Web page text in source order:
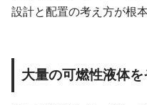
設計と配置の考え方が根
大量の可燃性液体